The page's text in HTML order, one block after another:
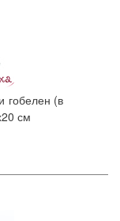
гобелен (в
см